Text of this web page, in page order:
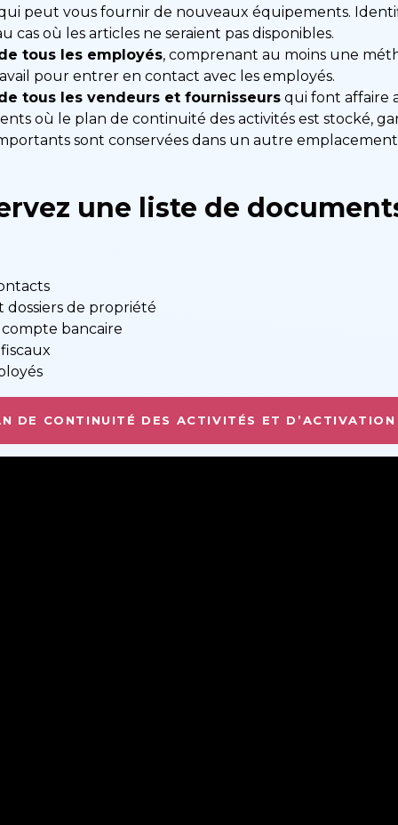
peut vous fournir de nouveaux équipements.
cas où les articles ne seraient pas disponibles.
tous les employés, comprenant au moins une
pour entrer en contact avec les employés.
tous les vendeurs et fournisseurs qui font affaire
où le plan de continuité des activités est stocké,
sont conservées dans un autre
une liste de
de propriété
compte bancaire
DE CONTINUITÉ DES ACTIVITÉS ET D’ACTIVATION